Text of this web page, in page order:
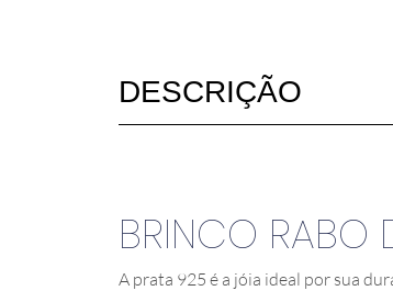
DESCRIÇÃO
BRINCO RABO
A prata 925 é a jóia ideal por sua